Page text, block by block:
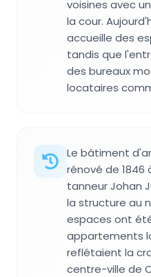
voisines avec
la cour.
accueille des
tandis que
des bureaux
locataires
Le bâtiment
rénové de 1846
tanneur Johan
la structure au
espaces ont
appartements
reflétaient la
centre-ville de